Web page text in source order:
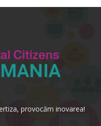
provocăm inovarea!